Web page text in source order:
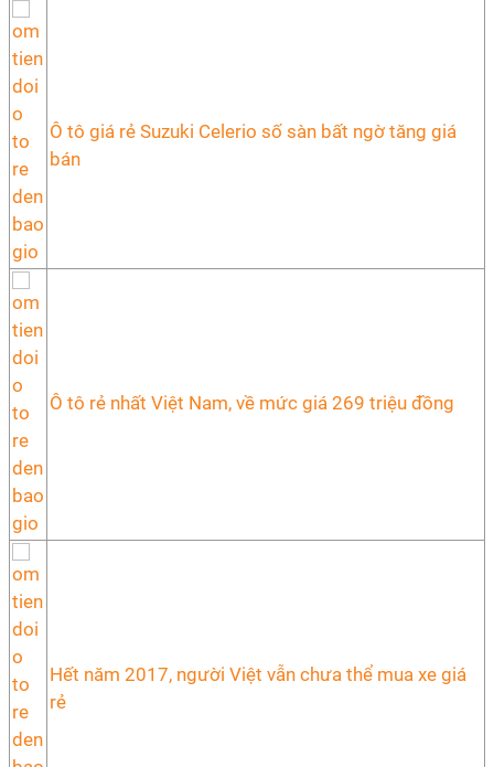
Ô tô giá rẻ Suzuki Celerio số sàn bất ngờ tăng giá
bán
Ô tô rẻ nhất Việt Nam, về mức giá 269 triệu đồng
Hết năm 2017, người Việt vẫn chưa thể mua xe giá
rẻ